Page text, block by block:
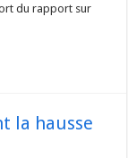
du rapport sur
la hausse